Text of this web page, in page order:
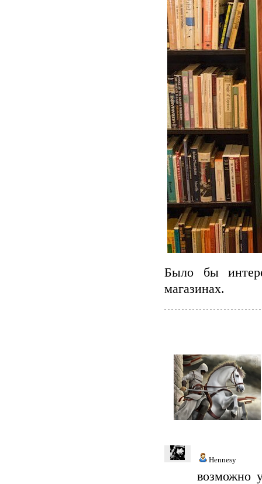
Было бы
магазинах.
Hennesy
возможно